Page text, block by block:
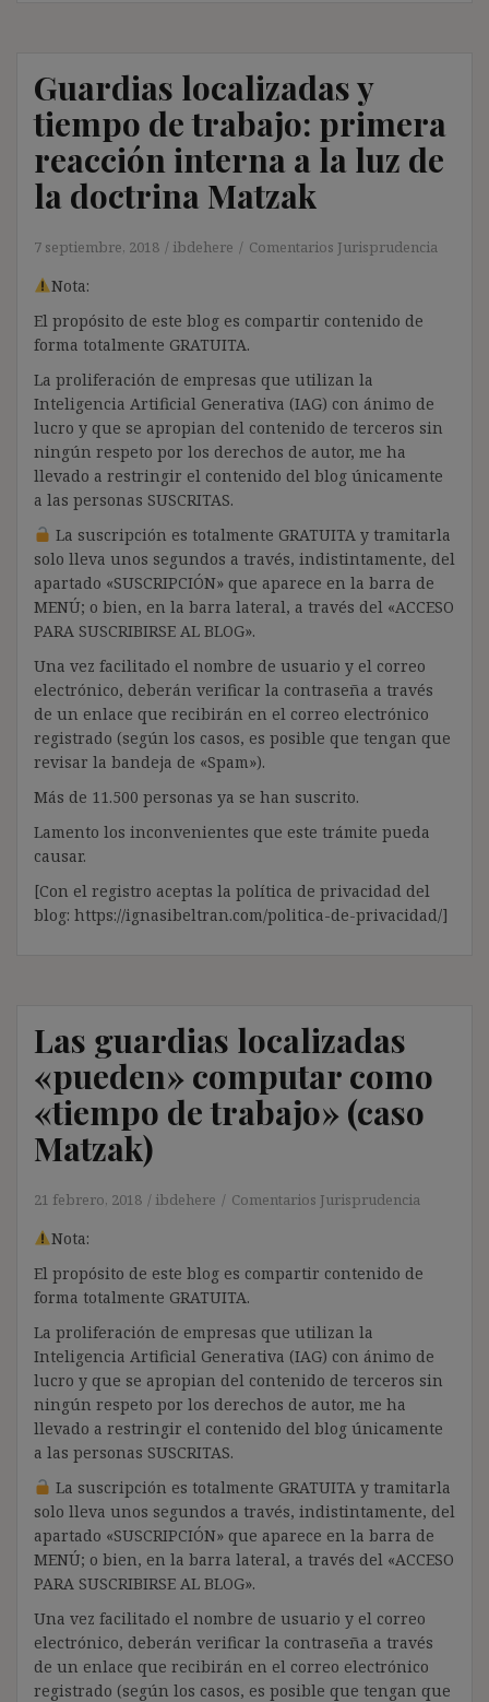
Guardias localizadas y
tiempo de trabajo: primera
reacción interna a la luz de
la doctrina Matzak
7 septiembre, 2018 ibdehere Comentarios Jurisprudencia
Nota:
El propósito de este blog es compartir contenido de
forma totalmente GRATUITA.
La proliferación de empresas que utilizan la
Inteligencia Artificial Generativa (IAG) con ánimo de
lucro y que se apropian del contenido de terceros sin
ningún respeto por los derechos de autor, me ha
llevado a restringir el contenido del blog únicamente
a las personas SUSCRITAS.
La suscripción es totalmente GRATUITA y tramitarla
solo lleva unos segundos a través, indistintamente, del
apartado «SUSCRIPCIÓN» que aparece en la barra de
MENÚ; o bien, en la barra lateral, a través del «ACCESO
PARA SUSCRIBIRSE AL BLOG».
Una vez facilitado el nombre de usuario y el correo
electrónico, deberán verificar la contraseña a través
de un enlace que recibirán en el correo electrónico
registrado (según los casos, es posible que tengan que
revisar la bandeja de «Spam»).
Más de 11.500 personas ya se han suscrito.
Lamento los inconvenientes que este trámite pueda
causar.
[Con el registro aceptas la política de privacidad del
blog: https://ignasibeltran.com/politica-de-privacidad/]
Las guardias localizadas
«pueden» computar como
«tiempo de trabajo» (caso
Matzak)
21 febrero, 2018 ibdehere Comentarios Jurisprudencia
Nota:
El propósito de este blog es compartir contenido de
forma totalmente GRATUITA.
La proliferación de empresas que utilizan la
Inteligencia Artificial Generativa (IAG) con ánimo de
lucro y que se apropian del contenido de terceros sin
ningún respeto por los derechos de autor, me ha
llevado a restringir el contenido del blog únicamente
a las personas SUSCRITAS.
La suscripción es totalmente GRATUITA y tramitarla
solo lleva unos segundos a través, indistintamente, del
apartado «SUSCRIPCIÓN» que aparece en la barra de
MENÚ; o bien, en la barra lateral, a través del «ACCESO
PARA SUSCRIBIRSE AL BLOG».
Una vez facilitado el nombre de usuario y el correo
electrónico, deberán verificar la contraseña a través
de un enlace que recibirán en el correo electrónico
registrado (según los casos, es posible que tengan que